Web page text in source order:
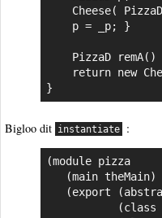
}
Bigloo dit instantiate :
(module pizza